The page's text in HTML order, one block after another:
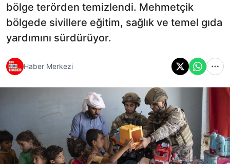
bölge terörden temizlendi. Mehmetçik
bölgede sivillere eğitim, sağlık ve temel gıda
yardımını sürdürüyor.
Haber Merkezi